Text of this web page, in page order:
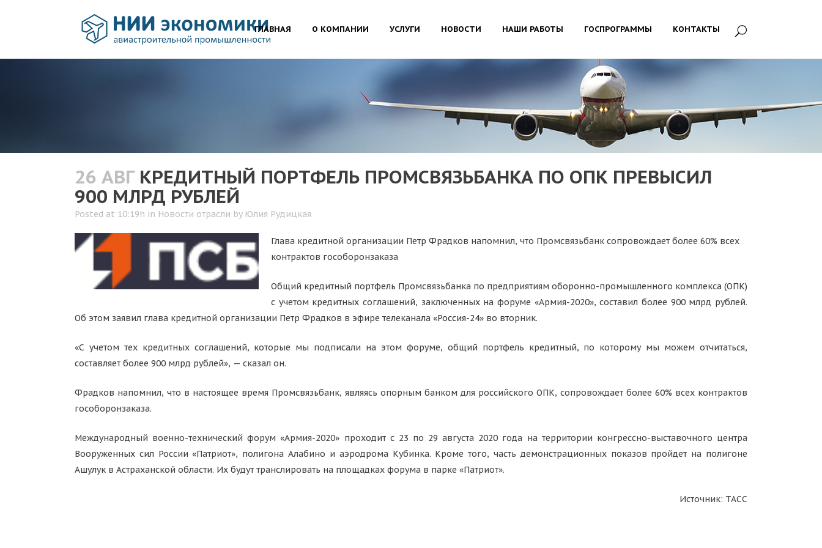
ГЛАВНАЯ О КОМПАНИИ УСЛУГИ НОВОСТИ НАШИ РАБОТЫ ГОСПРОГРАММЫ КОНТАКТЫ
26 АВГКРЕДИТНЫЙ ПОРТФЕЛЬ ПРОМСВЯЗЬБАНКА ПО ОПК ПРЕВЫСИЛ
900 МЛРД РУБЛЕЙ
Posted at 10:19h in Новости отрасли by Юлия Рудицкая
Глава кредитной организации Петр Фрадков напомнил, что Промсвязьбанк сопровождает более 60% всех
контрактов гособоронзаказа
Общий кредитный портфель Промсвязьбанка по предприятиям оборонно-промышленного комплекса (ОПК)
с учетом кредитных соглашений, заключенных на форуме «Армия-2020», составил более 900 млрд рублей.
Об этом заявил глава кредитной организации Петр Фрадков в эфире телеканала «Россия-24» во вторник.
«С учетом тех кредитных соглашений, которые мы подписали на этом форуме, общий портфель кредитный, по которому мы можем отчитаться,
составляет более 900 млрд рублей», — сказал он.
Фрадков напомнил, что в настоящее время Промсвязьбанк, являясь опорным банком для российского ОПК, сопровождает более 60% всех контрактов
гособоронзаказа.
Международный военно-технический форум «Армия-2020» проходит с 23 по 29 августа 2020 года на территории конгрессно-выставочного центра
Вооруженных сил России «Патриот», полигона Алабино и аэродрома Кубинка. Кроме того, часть демонстрационных показов пройдет на полигоне
Ашулук в Астраханской области. Их будут транслировать на площадках форума в парке «Патриот».
Источник: ТАСС